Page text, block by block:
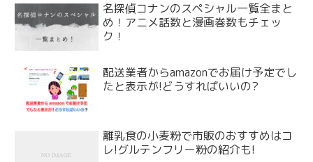
名探偵コナンのスペシャル一覧全まと
め！アニメ話数と漫画巻数もチェッ
ク！
配送業者からamazonでお届け予定でし
たと表示が!どうすればいいの?
離乳食の小麦粉で市販のおすすめはコ
レ!グルテンフリー粉の紹介も!